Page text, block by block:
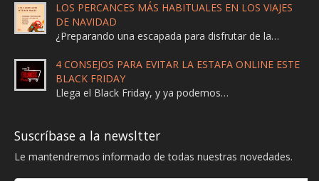
LOS PERCANCES MÁS HABITUALES EN LOS VIAJES
DE NAVIDAD
¿Preparando una escapada para disfrutar de la…
4 CONSEJOS PARA EVITAR LA ESTAFA ONLINE ESTE
BLACK FRIDAY
Llega el Black Friday, y ya podemos…
Suscríbase a la newsltter
Le mantendremos informado de todas nuestras novedades.